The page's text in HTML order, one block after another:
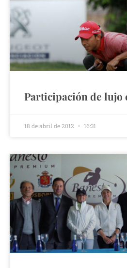
Participación de lujo
18 de abril de 2012 16:31